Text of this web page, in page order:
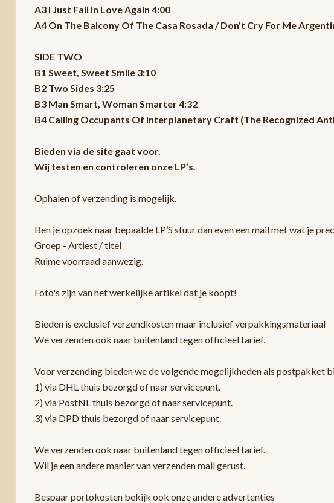
A3 I Just Fall In Love Again 4:00
A4 On The Balcony Of The Casa Rosada / Don't Cry For Me
SIDE TWO
B1 Sweet, Sweet Smile 3:10
B2 Two Sides 3:25
B3 Man Smart, Woman Smarter 4:32
B4 Calling Occupants Of Interplanetary Craft (The Recognized
Bieden via de site gaat voor.
Wij testen en controleren onze LP’s.
Ophalen of verzending is mogelijk.
Ben je opzoek naar bepaalde LP’S stuur dan even een mail met wat je
Groep - Artiest / titel
Ruime voorraad aanwezig.
Foto's zijn van het werkelijke artikel dat je koopt!
Bieden is exclusief verzendkosten maar inclusief verpakkingsmateriaal
We verzenden ook naar buitenland tegen officieel tarief.
Voor verzending bieden we de volgende mogelijkheden als postpakket
1) via DHL thuis bezorgd of naar servicepunt.
2) via PostNL thuis bezorgd of naar servicepunt.
3) via DPD thuis bezorgd of naar servicepunt.
We verzenden ook naar buitenland tegen officieel tarief.
Wil je een andere manier van verzenden mail gerust.
Bespaar portokosten bekijk ook onze andere advertenties